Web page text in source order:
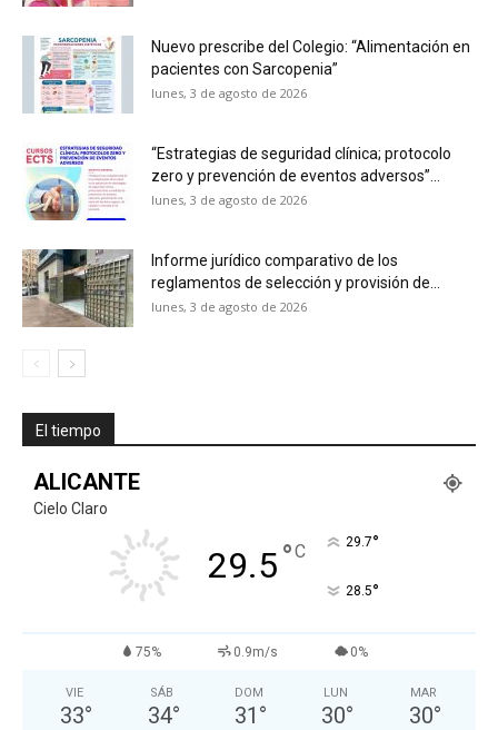
Nuevo prescribe del Colegio: “Alimentación en
pacientes con Sarcopenia”
lunes, 3 de agosto de 2026
“Estrategias de seguridad clínica; protocolo
zero y prevención de eventos adversos”...
lunes, 3 de agosto de 2026
Informe jurídico comparativo de los
reglamentos de selección y provisión de...
lunes, 3 de agosto de 2026
El tiempo
ALICANTE
Cielo Claro
29.5°C 29.7°
28.5°
75% 0.9m/s 0%
VIE
33°
SÁB
34°
DOM
31 °
LUN
30°
MAR
30°